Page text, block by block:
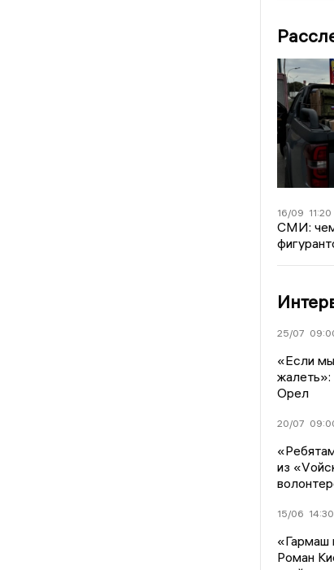
16/09 11:20
СМИ:
25/07
«Если
Орел
20/07
из
15/06 14:30
«Гармаш
Роман